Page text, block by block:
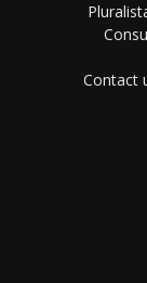
Contact